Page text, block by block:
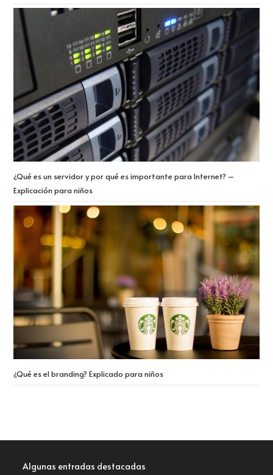
¿Qué es un servidor y por qué es importante para Internet? –
Explicación para niños
¿Qué es el branding? Explicado para niños
Algunas entradas destacadas